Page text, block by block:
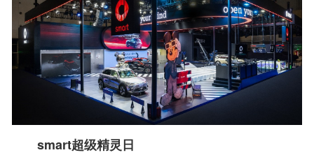
smart超级精灵日